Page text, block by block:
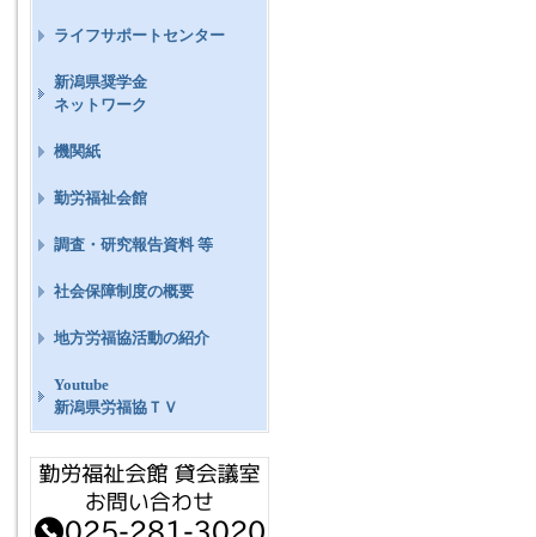
ライフサポートセンター
新潟県奨学金
ネットワーク
機関紙
勤労福祉会館
調査・研究報告資料 等
社会保障制度の概要
地方労福協活動の紹介
Youtube
新潟県労福協ＴＶ